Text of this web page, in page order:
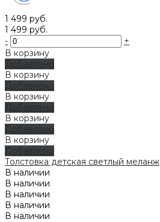
1 499 руб.
1 499 руб.
-
+
В корзину
Добавлено
В корзину
Добавлено
В корзину
Добавлено
В корзину
Добавлено
В корзину
Добавлено
Толстовка детская светлый меланж
В наличии
В наличии
В наличии
В наличии
В наличии